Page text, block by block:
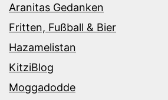
Aranitas Gedanken
Fritten, Fußball & Bier
Hazamelistan
KitziBlog
Moggadodde